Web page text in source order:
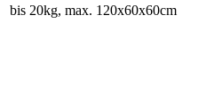
bis 20kg, max. 120x60x60cm